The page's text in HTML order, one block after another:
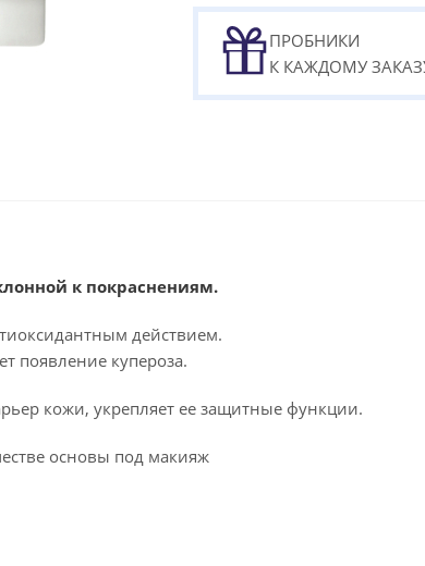
ПРОБНИКИ
К КАЖДОМУ
к покраснениям.
действием.
появление купероза.
кожи, укрепляет ее защитные функции.
основы под макияж